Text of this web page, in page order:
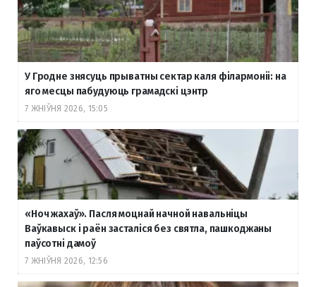
У Гродне знясуць прыватны сектар каля філармоніі: на
яго месцы пабудуюць грамадскі цэнтр
7 ЖНІЎНЯ 2026, 15:05
«Ноч жахаў». Пасля моцнай начной навальніцы
Ваўкавыск і раён засталіся без святла, пашкоджаны
паўсотні дамоў
7 ЖНІЎНЯ 2026, 12:56